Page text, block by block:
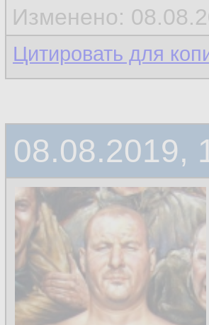
Изменено:
Цитировать для
08.08.2019,